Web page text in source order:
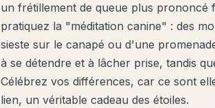
un frétillement de queue plus prononcé
pratiquez la "méditation canine" : des
sieste sur le canapé ou d'une
à se détendre et à lâcher prise, tandis
Célébrez vos différences, car ce sont
lien, un véritable cadeau des étoiles.